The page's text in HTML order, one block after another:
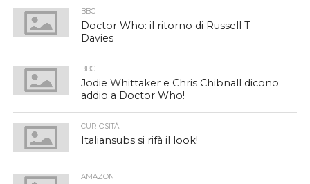
BBC
Doctor Who: il ritorno di Russell T
Davies
BBC
Jodie Whittaker e Chris Chibnall dicono
addio a Doctor Who!
CURIOSITÀ
Italiansubs si rifà il look!
AMAZON